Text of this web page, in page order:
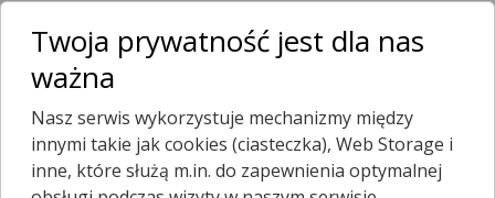
Placówki
Przychodnie w Rzeszowie
Pustki
Wybierz dzielnicę
BARANÓWKA
BIAŁA
Twoja prywatność jest dla nas
ważna
Nasz serwis wykorzystuje mechanizmy między
innymi takie jak cookies (ciasteczka), Web Storage i
inne, które służą m.in. do zapewnienia optymalnej